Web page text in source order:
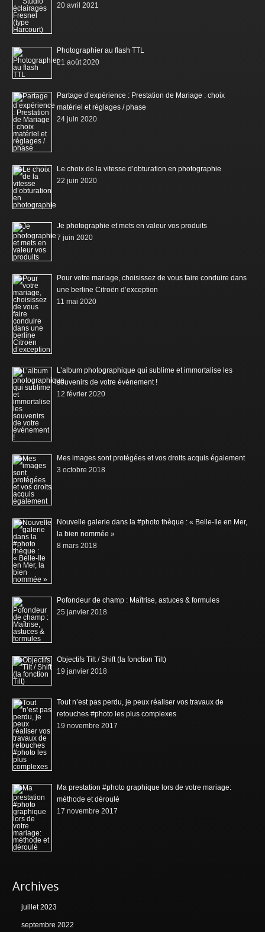
20 avril 2021
Photographier au flash TTL
21 août 2020
Partage d’expérience : Prestation de Mariage : choix
matériel et réglages / phase
24 juin 2020
Le choix de la vitesse d’obturation en photographie
22 juin 2020
Je photographie et mets en valeur vos produits
7 juin 2020
Pour votre mariage, choisissez de vous faire conduire dans
une berline Citroën d’exception
11 mai 2020
L’album photographique qui sublime et immortalise les
souvenirs de votre événement !
12 février 2020
Mes images sont protégées et vos droits acquis également
3 octobre 2018
Nouvelle galerie dans la #photo thèque : « Belle-Ile en Mer,
la bien nommée »
8 mars 2018
Pofondeur de champ : Maîtrise, astuces & formules
25 janvier 2018
Objectifs Tilt / Shift (la fonction Tilt)
19 janvier 2018
Tout n’est pas perdu, je peux réaliser vos travaux de
retouches #photo les plus complexes
19 novembre 2017
Ma prestation #photo graphique lors de votre mariage:
méthode et déroulé
17 novembre 2017
Archives
juillet 2023
septembre 2022